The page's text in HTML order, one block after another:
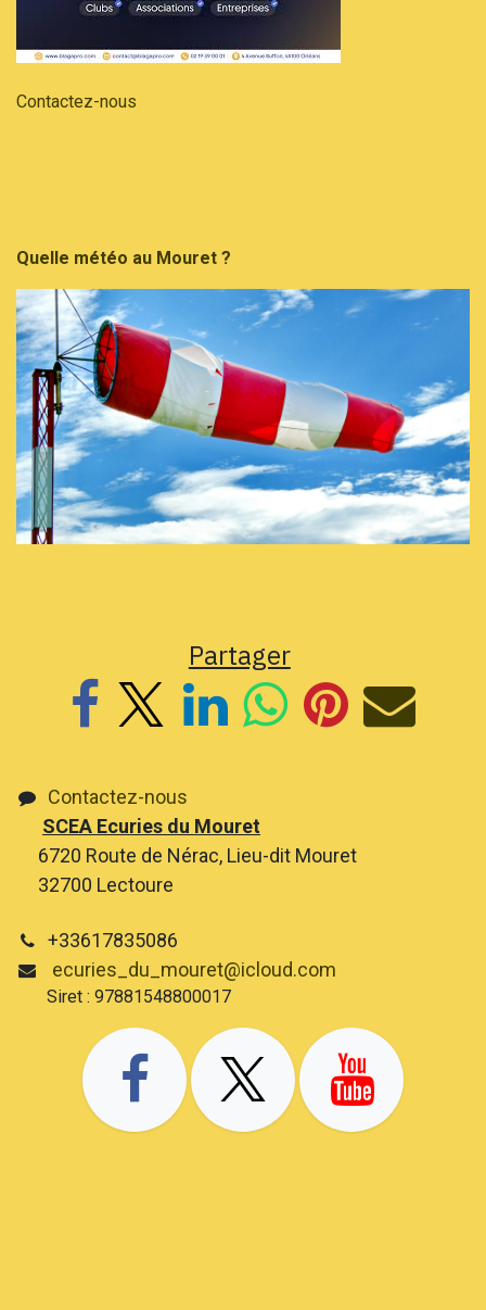
Contactez-nous
Quelle météo au Mouret ?
Partager
Contactez-nous
SCEA Ecuries du Mouret
6720 Route de Nérac, Lieu-dit Mouret
32700 Lectoure
+33617835086
ecuries_du_mouret@icloud.com
Siret : 97881548800017